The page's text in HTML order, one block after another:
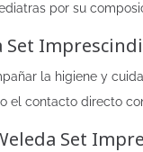
por su
Set
la higiene y
el contacto directo
Set